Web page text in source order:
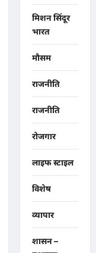
मिशन सिंदूर
भारत
मौसम
राजनीति
राजनीति
रोजगार
लाइफ स्टाइल
विशेष
व्यापार
शासन –